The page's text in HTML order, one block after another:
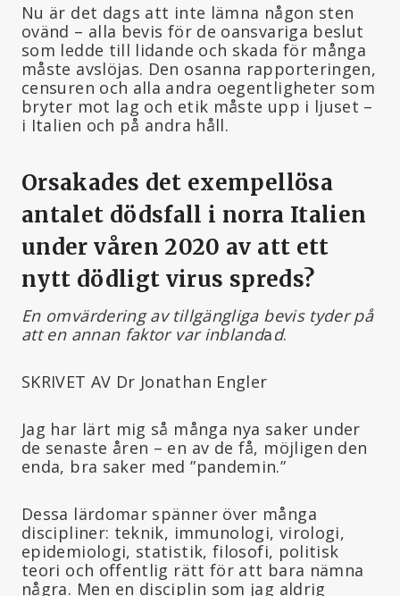
Nu är det dags att inte lämna någon sten
ovänd – alla bevis för de oansvariga beslut
som ledde till lidande och skada för många
måste avslöjas. Den osanna rapporteringen,
censuren och alla andra oegentligheter som
bryter mot lag och etik måste upp i ljuset –
i Italien och på andra håll.
Orsakades det exempellösa
antalet dödsfall i norra Italien
under våren 2020 av att ett
nytt dödligt virus spreds?
En omvärdering av tillgängliga bevis tyder på
att en annan faktor var inblandad.
SKRIVET AV Dr Jonathan Engler
Jag har lärt mig så många nya saker under
de senaste åren – en av de få, möjligen den
enda, bra saker med ”pandemin.”
Dessa lärdomar spänner över många
discipliner: teknik, immunologi, virologi,
epidemiologi, statistik, filosofi, politisk
teori och offentlig rätt för att bara nämna
några. Men en disciplin som jag aldrig